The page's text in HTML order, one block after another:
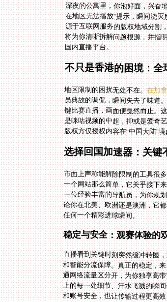
深夜的公寓里，你泡好面，兴奋
在地区无法播放”提示，瞬间浇
源于互联网服务的版权地域分割
将为你清晰拆解问题根源，并
国内直播平台。
不只是香港的困境：
地区限制的困扰无处不在。在加
员典故的调侃，瞬间失去了味道
版权方仅授权内容在“中国大陆”
选择回国加速器：关键
市面上声称能解除限制的工具很
一个网站那么简单，它关乎接下
一位经验丰富的导航员，为你规
论你在北美、欧洲还是澳洲，它
任何一个精彩进球瞬间。
稳定与安全：观赛体验的
直播看到关键时刻突然缓冲转圈
和智能分流保障。真正的稳定，
通网络流量区分开，为你独享高
上的每一处细节、汗水飞溅的瞬
和账号安全，也让传输过程更高